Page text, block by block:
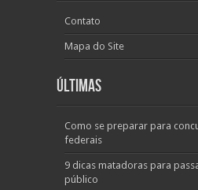
Contato
Mapa do Site
Últimas
Como se preparar para
federais
9 dicas matadoras para
público